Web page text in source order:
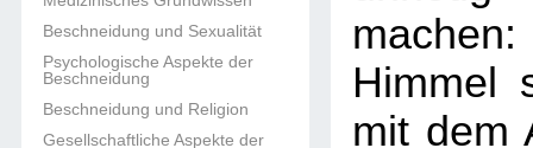
Beschneidung und Sexualität
Psychologische Aspekte der
Beschneidung
Beschneidung und Religion
Gesellschaftliche Aspekte der
Himmel
mit dem